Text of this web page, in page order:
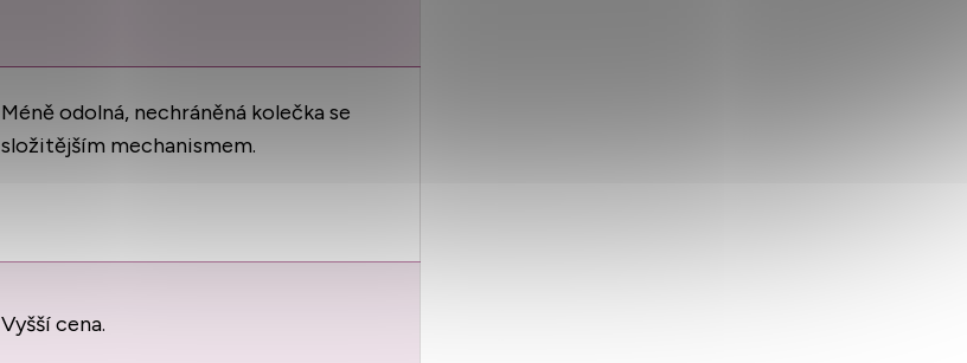
Méně odolná, nechráněná kolečka se
složitějším mechanismem.
Vyšší cena.